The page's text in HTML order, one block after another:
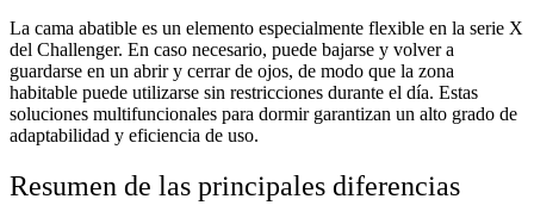
La cama abatible es un elemento especialmente flexible en la serie X
del Challenger. En caso necesario, puede bajarse y volver a
guardarse en un abrir y cerrar de ojos, de modo que la zona
habitable puede utilizarse sin restricciones durante el día. Estas
soluciones multifuncionales para dormir garantizan un alto grado de
adaptabilidad y eficiencia de uso.
Resumen de las principales diferencias